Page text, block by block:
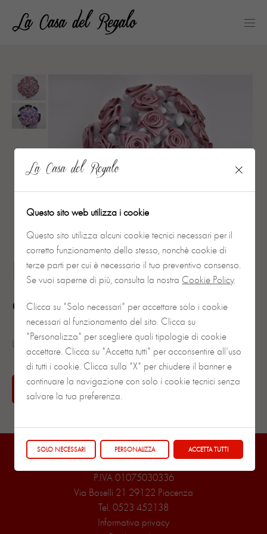
La Casa del Regalo
Bouquet di rose di
confetti
Una rosa per ricordare e farsi ricordare.
CHIEDI INFORMAZIONI
La Casa del Regalo di Mangolini Cinzia
P.IVA 01075030336
Via Boselli 21 29122 Piacenza
Tel. 0523 452138
Informativa privacy
Questo sito web utilizza i cookie
Questo sito utilizza alcuni cookie tecnici necessari per il
corretto funzionamento dello stesso, nonchè cookie di
terze parti per cui è necessario il tuo preventivo consenso.
Se vuoi saperne di più, consulta la nostra Cookie Policy.
Clicca su "Solo necessari" per accettare solo i cookie
necessari al funzionamento del sito. Clicca su
"Personalizza" per scegliere quali tipologie di cookie
accettare. Clicca su "Accetta tutti" per acconsentire all'uso
di tutti i cookie. Clicca sulla "X" per chiudere il banner e
continuare la navigazione con solo i cookie tecnici senza
salvare la tua preferenza.
SOLO NECESSARI PERSONALIZZA ACCETTA TUTTI